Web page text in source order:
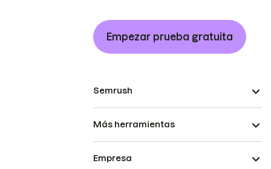
Empezar prueba gratuita
Semrush
Más herramientas
Empresa